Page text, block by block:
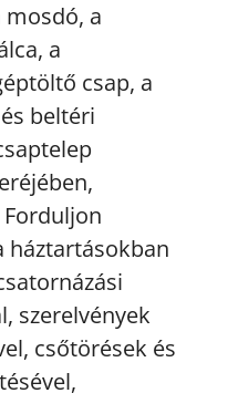
mosdó, a
a
csap, a
beltéri
háztartásokban
szerelvények
csőtörések és